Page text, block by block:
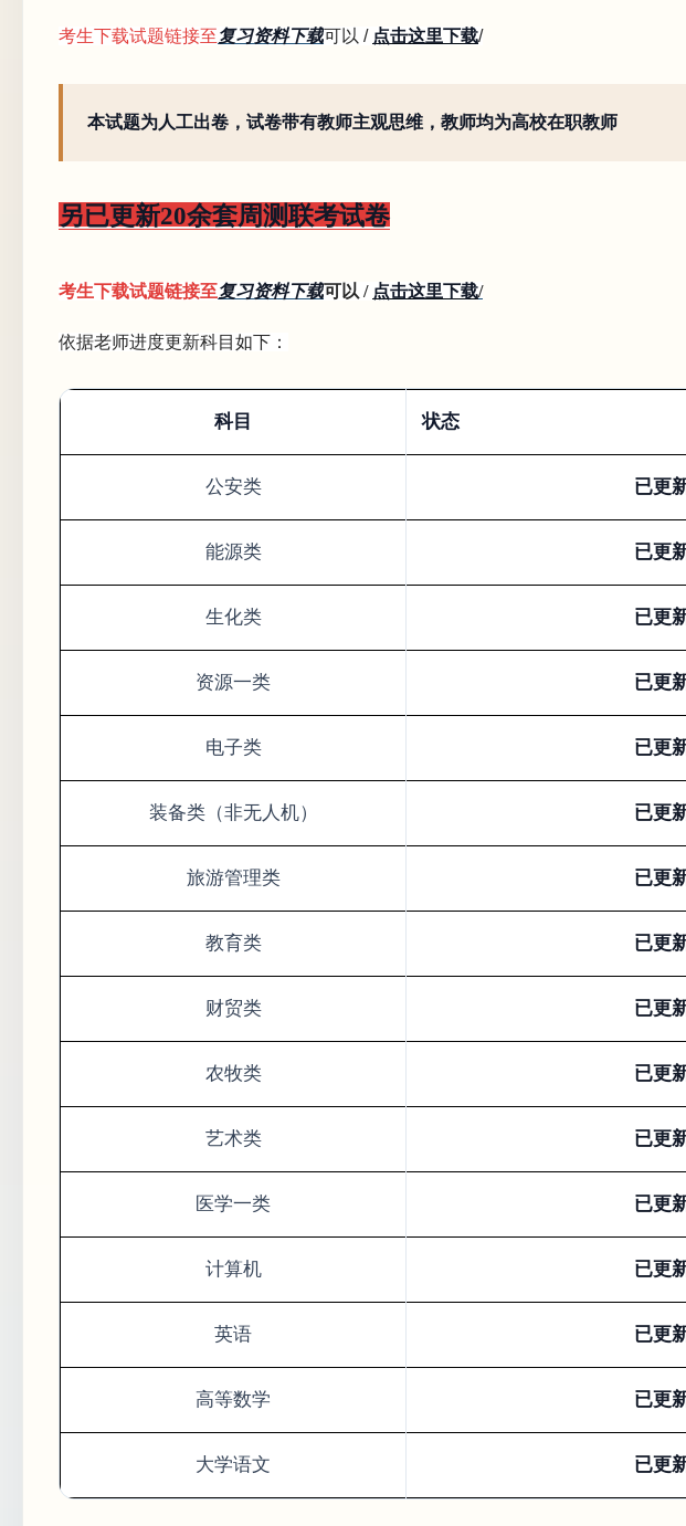
考生下载试题链接至复习资料下载可以 / 点击这里下载/
本试题为人工出卷，试卷带有教师主观思维，教师均为高校在职教师
另已更新20余套周测联考试卷
考生下载试题链接至复习资料下载可以 / 点击这里下载/
依据老师进度更新科目如下：
科目 状态
公安类 已更
能源类 已更
生化类 已更
资源一类 已更
电子类 已更
装备类（非无人机） 已更
旅游管理类 已更
教育类 已更
财贸类 已更
农牧类 已更
艺术类 已更
医学一类 已更
计算机 已更
英语 已更
高等数学 已更
大学语文 已更